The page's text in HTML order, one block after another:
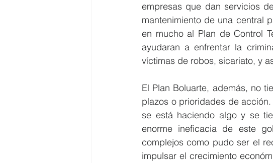
empresas que dan servicios
mantenimiento de una central
en mucho al Plan de Control
ayudaran a enfrentar la
víctimas de robos, sicariato, y
El Plan Boluarte, además, no
plazos o prioridades de
se está haciendo algo y se
enorme ineficacia de este
complejos como pudo ser el
impulsar el crecimiento